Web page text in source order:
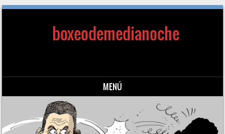
boxeodemedianoche
MENÚ
Saltar al contenido